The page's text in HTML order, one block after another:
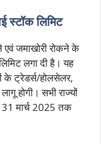
स्टॉक लिमिट
जमाखोरी रोकने के
लगा दी है। यह
के ट्रेडर्स/होलसेलर,
होगी। सभी राज्यों
मार्च 2025 तक